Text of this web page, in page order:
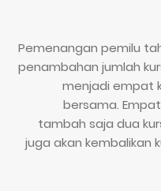
"Pemenangan pemilu
penambahan jumlah
menjadi empat
bersama.
tambah saja dua
juga akan kembalikan